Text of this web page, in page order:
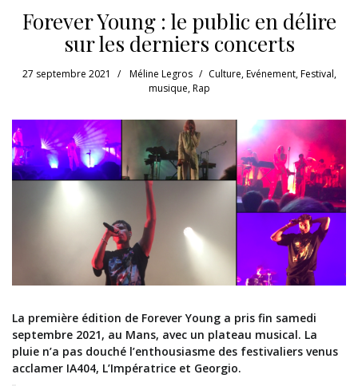
Forever Young : le public en délire
sur les derniers concerts
27 septembre 2021 Méline Legros Culture,Evénement,Festival,
musique,Rap
La première édition de Forever Young a pris fin samedi
septembre 2021, au Mans, avec un plateau musical. La
pluie n’a pas douché l’enthousiasme des festivaliers venus
acclamer IA404, L’Impératrice et Georgio.